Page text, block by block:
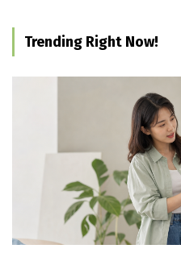
Trending Right Now!